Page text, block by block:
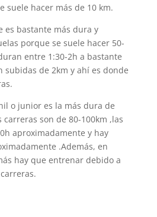
suele hacer más de 10 km.
es bastante más dura y
porque se suele hacer 50-
entre 1:30-2h a bastante
subidas de 2km y ahí es donde
o junior es la más dura de
son de 80-100km ,las
aproximadamente y hay
.Además, en
hay que entrenar debido a